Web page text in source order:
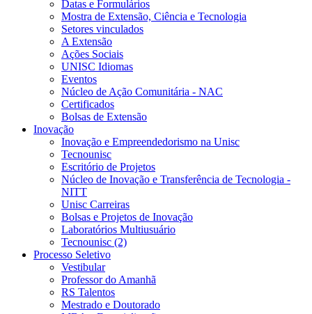
Datas e Formulários
Mostra de Extensão, Ciência e Tecnologia
Setores vinculados
A Extensão
Ações Sociais
UNISC Idiomas
Eventos
Núcleo de Ação Comunitária - NAC
Certificados
Bolsas de Extensão
Inovação
Inovação e Empreendedorismo na Unisc
Tecnounisc
Escritório de Projetos
Núcleo de Inovação e Transferência de Tecnologia -
NITT
Unisc Carreiras
Bolsas e Projetos de Inovação
Laboratórios Multiusuário
Tecnounisc (2)
Processo Seletivo
Vestibular
Professor do Amanhã
RS Talentos
Mestrado e Doutorado